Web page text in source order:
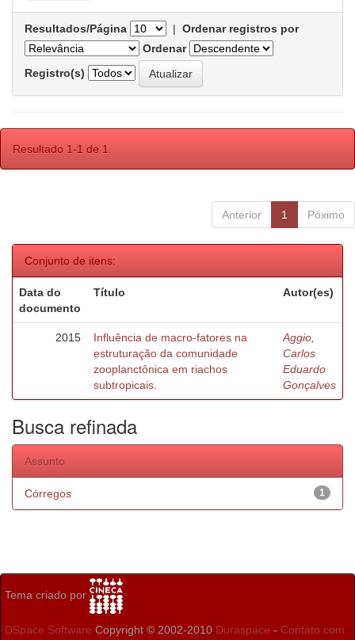
Resultados/Página | Ordenar registros por
Ordenar
Registro(s)
Resultado 1-1 de 1.
Anterior 1 Póximo
Conjunto de itens:
Data do
documento
Título Autor(es)
2015
Influência de macro-fatores na
estruturação da comunidade
zooplanctônica em riachos
subtropicais.
Aggio,
Carlos
Eduardo
Gonçalves
Busca refinada
Assunto
1
Córregos
Tema criado por
DSpace Software Copyright © 2002-2010 Duraspace - Contato com